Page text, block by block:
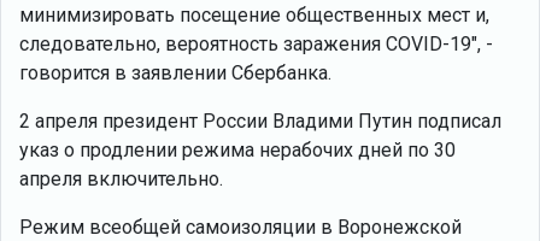
минимизировать посещение общественных мест и,
следовательно, вероятность заражения COVID-19", -
говорится в заявлении Сбербанка.
2 апреля президент России Владими Путин подписал
указ о продлении режима нерабочих дней по 30
апреля включительно.
Режим всеобщей самоизоляции в Воронежской